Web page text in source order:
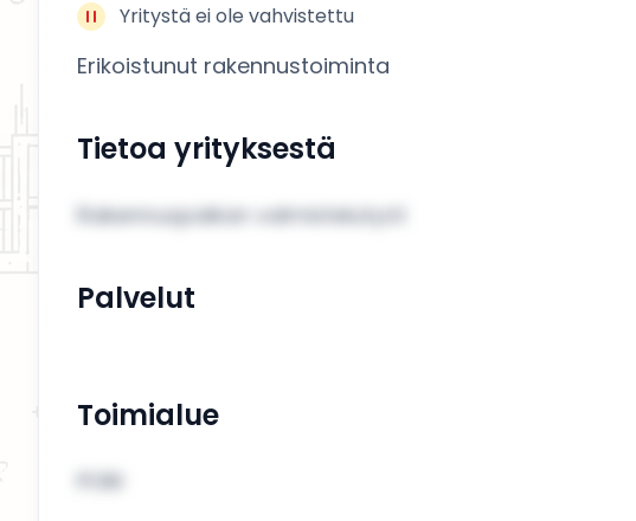
Yritystä ei ole vahvistettu
Erikoistunut rakennustoiminta
Tietoa yrityksestä
Rakennuspaikan valmistelutyöt
Palvelut
Toimialue
PORI